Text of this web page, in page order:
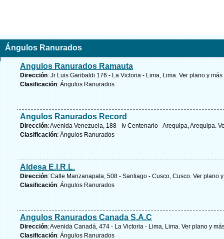
Ángulos Ranurados
Angulos Ranurados Ramauta
Dirección: Jr Luis Garibaldi 176 - La Victoria - Lima, Lima. Ver plano y más
Clasificación: Ángulos Ranurados
Angulos Ranurados Record
Dirección: Avenida Venezuela, 188 - Iv Centenario - Arequipa, Arequipa.
Clasificación: Ángulos Ranurados
Aldesa E.I.R.L.
Dirección: Calle Manzanapata, 508 - Santiago - Cusco, Cusco. Ver plano y
Clasificación: Ángulos Ranurados
Angulos Ranurados Canada S.A.C
Dirección: Avenida Canadá, 474 - La Victoria - Lima, Lima. Ver plano y
Clasificación: Ángulos Ranurados